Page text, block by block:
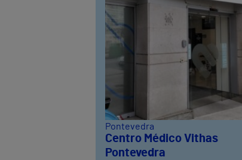
Pontevedra
Centro Médico Vithas
Pontevedra